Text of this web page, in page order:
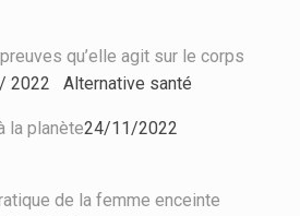
qu’elle agit sur le corps
2022 Alternative santé
la planète24/11/2022
de la femme enceinte